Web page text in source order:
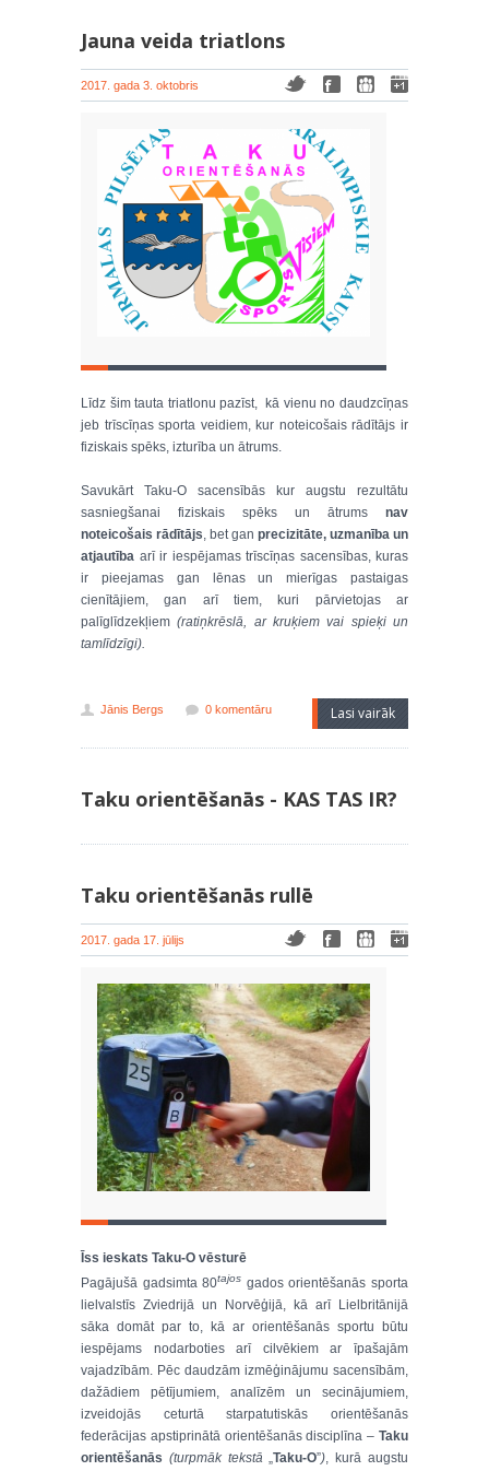
Jauna veida triatlons
2017. gada 3. oktobris
Līdz šim tauta triatlonu pazīst, kā vienu no daudzcīņas
jeb trīscīņas sporta veidiem, kur noteicošais rādītājs ir
fiziskais spēks, izturība un ātrums.
Savukārt Taku-O sacensībās kur augstu rezultātu
sasniegšanai fiziskais spēks un ātrums nav
noteicošais rādītājs, bet gan precizitāte, uzmanība un
atjautība arī ir iespējamas trīscīņas sacensības, kuras
ir pieejamas gan lēnas un mierīgas pastaigas
cienītājiem, gan arī tiem, kuri pārvietojas ar
palīglīdzekļiem(ratiņkrēslā, ar kruķiem vai spieķi un
tamlīdzīgi).
Jānis Bergs 0 komentāru Lasi vairāk
Taku orientēšanās - KAS TAS IR?
Taku orientēšanās rullē
2017. gada 17. jūlijs
Īss ieskats Taku-O vēsturē
Pagājušā gadsimta 80tajos gados orientēšanās sporta
lielvalstīs Zviedrijā un Norvēģijā, kā arī Lielbritānijā
sāka domāt par to, kā ar orientēšanās sportu būtu
iespējams nodarboties arī cilvēkiem ar īpašajām
vajadzībām. Pēc daudzām izmēģinājumu sacensībām,
dažādiem pētījumiem, analīzēm un secinājumiem,
izveidojās ceturtā starpatutiskās orientēšanās
federācijas apstiprinātā orientēšanās disciplīna – Taku
orientēšanās (turpmāk tekstā„Taku-O”), kurā augstu